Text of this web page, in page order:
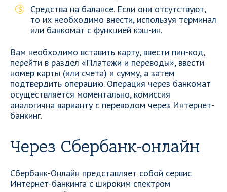
Средства на балансе. Если они отсутствуют,
то их необходимо внести, используя терминал
или банкомат с функцией кэш-ин.
Вам необходимо вставить карту, ввести пин-код,
перейти в раздел «Платежи и переводы», ввести
номер карты (или счета) и сумму, а затем
подтвердить операцию. Операция через банкомат
осуществляется моментально, комиссия
аналогична варианту с переводом через Интернет-
банкинг.
Через Сбербанк-онлайн
Сбербанк-Онлайн представляет собой сервис
Интернет-банкинга с широким спектром